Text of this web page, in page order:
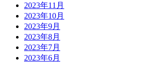
2023年11月
2023年10月
2023年9月
2023年8月
2023年7月
2023年6月